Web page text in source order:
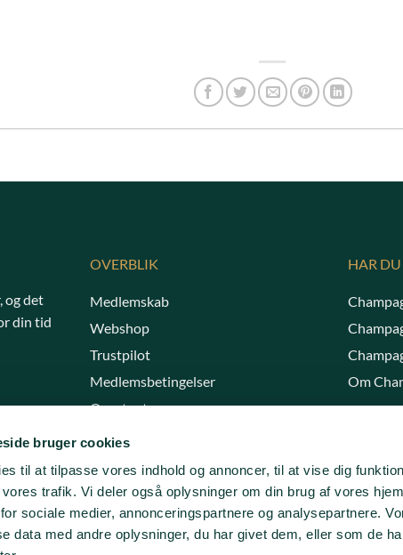
bruger cookies
til at tilpasse vores indhold og annoncer, til at vise dig
trafik. Vi deler også oplysninger om din brug af vores
sociale medier, annonceringspartnere og analysepartnere.
data med andre oplysninger, du har givet dem, eller som de
og det
din tid
OVERBLIK
Medlemskab
Webshop
Trustpilot
Medlemsbetingelser
Opret retur
Butikken har åbent onsdag–fredag kl.
10–16. Andre dage og tidspunkter efter
aftale.
Greve Strandvej 18, 2670 Greve
HAR DU
Om